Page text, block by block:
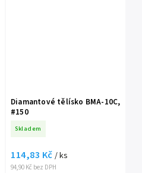
Diamantové tělísko BMA-10C,
#150
Skladem
94,90 Kč bez DPH
114,83 Kč / ks